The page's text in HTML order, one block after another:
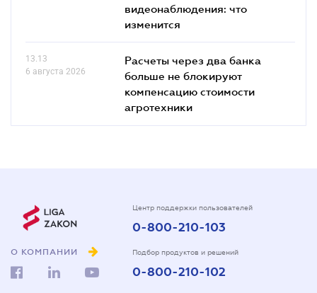
видеонаблюдения: что
изменится
13.13
6 августа 2026
Расчеты через два банка
больше не блокируют
компенсацию стоимости
агротехники
О КОМПАНИИ
Центр поддержки пользователей
0-800-210-103
Подбор продуктов и решений
0-800-210-102